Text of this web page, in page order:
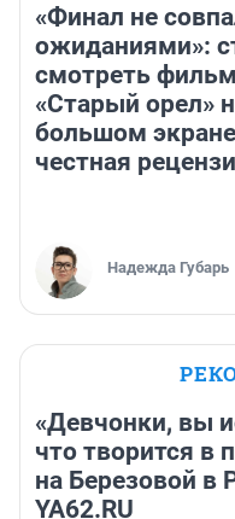
«Финал не
ожиданиями»:
смотреть фильм
«Старый орел»
большом
честная
Надежда Губарь
«Девчонки, вы
что творится в
на Березовой в
YA62.RU